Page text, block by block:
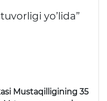
yo’lida”
Mustaqilligining 35